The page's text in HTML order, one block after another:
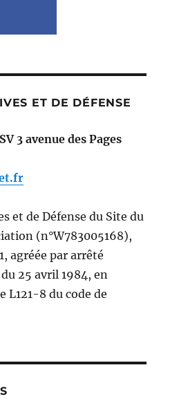
ET DE DÉFENSE
3 avenue des Pages
et de Défense du Site du
(n°W783005168),
agréée par arrêté
25 avril 1984, en
L121-8 du code de